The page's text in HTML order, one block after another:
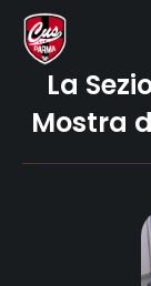
La
Mostra